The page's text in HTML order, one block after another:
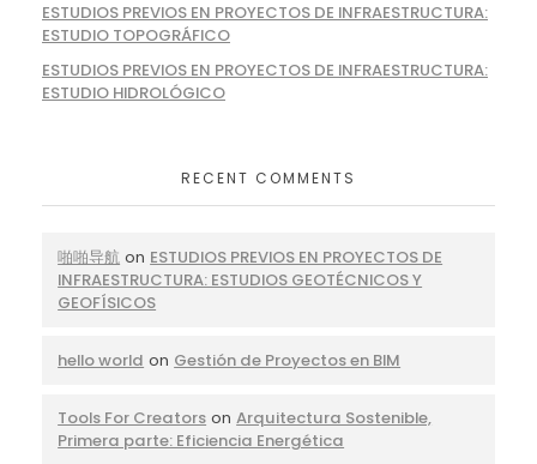
ESTUDIOS PREVIOS EN PROYECTOS DE INFRAESTRUCTURA:
ESTUDIO TOPOGRÁFICO
ESTUDIOS PREVIOS EN PROYECTOS DE INFRAESTRUCTURA:
ESTUDIO HIDROLÓGICO
RECENT COMMENTS
啪啪导航 on ESTUDIOS PREVIOS EN PROYECTOS DE
INFRAESTRUCTURA: ESTUDIOS GEOTÉCNICOS Y
GEOFÍSICOS
hello world on Gestión de Proyectos en BIM
Tools For Creators onArquitectura Sostenible,
Primera parte: Eficiencia Energética